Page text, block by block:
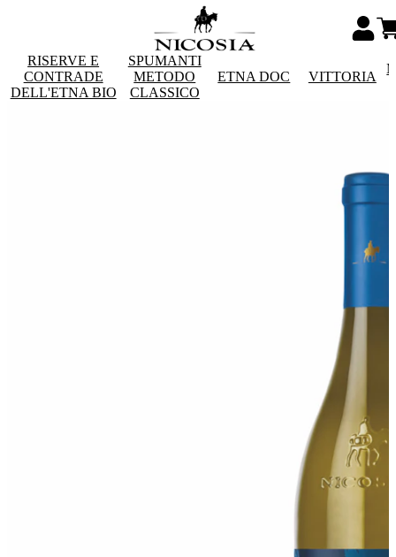
RISERVE E
CONTRADE
DELL'ETNA BIO
SPUMANTI
METODO
CLASSICO
ETNA DOC VITTORIA